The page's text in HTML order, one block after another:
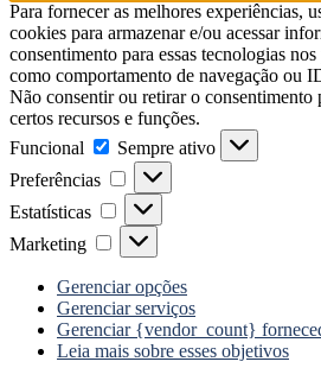
Para fornecer as melhores experiências,
cookies para armazenar e/ou acessar
consentimento para essas tecnologias
como comportamento de navegação ou
Não consentir ou retirar o consentimento
certos recursos e funções.
Funcional
Funcional
Sempre ativo
Preferências
Preferências
Estatísticas Estatísticas
Marketing Marketing
Gerenciar opções
Gerenciar serviços
Gerenciar {vendor_count}
Leia mais sobre esses objetivos